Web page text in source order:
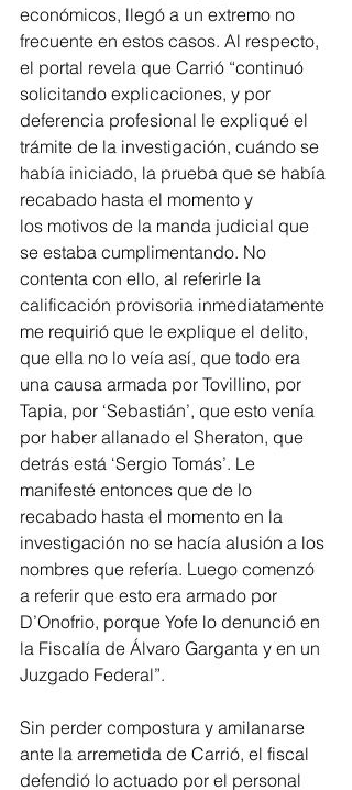
económicos, llegó a un extremo no
frecuente en estos casos. Al respecto,
el portal revela que Carrió “continuó
solicitando explicaciones, y por
deferencia profesional le expliqué el
trámite de la investigación, cuándo se
había iniciado, la prueba que se había
recabado hasta el momento y
los motivos de la manda judicial que
se estaba cumplimentando. No
contenta con ello, al referirle la
calificación provisoria inmediatamente
me requirió que le explique el delito,
que ella no lo veía así, que todo era
una causa armada por Tovillino, por
Tapia, por ‘Sebastián’, que esto venía
por haber allanado el Sheraton, que
detrás está ‘Sergio Tomás’. Le
manifesté entonces que de lo
recabado hasta el momento en la
investigación no se hacía alusión a los
nombres que refería. Luego comenzó
a referir que esto era armado por
D’Onofrio, porque Yofe lo denunció en
la Fiscalía de Álvaro Garganta y en un
Juzgado Federal”.
Sin perder compostura y amilanarse
ante la arremetida de Carrió, el fiscal
defendió lo actuado por el personal